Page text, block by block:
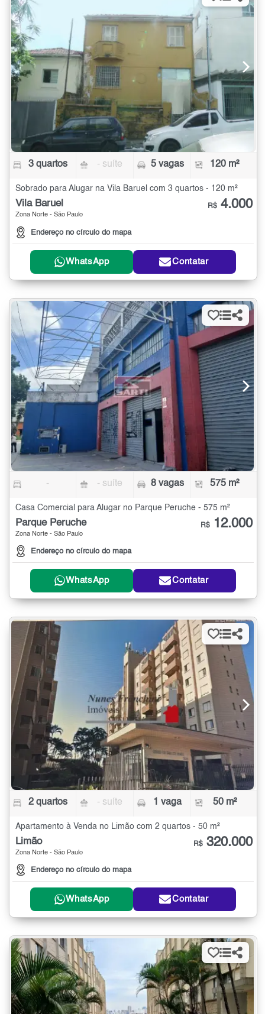
3 quartos - suíte 5 vagas 120 m²
Sobrado para Alugar na Vila Baruel com 3 quartos - 120 m²
Vila Baruel
Zona Norte - São Paulo
Endereço no círculo do mapa
R$ 4.000
WhatsApp Contatar
- - suíte 8 vagas 575 m²
Casa Comercial para Alugar no Parque Peruche - 575 m²
Parque Peruche
Zona Norte - São Paulo
Endereço no círculo do mapa
R$ 12.000
WhatsApp Contatar
2 quartos - suíte 1 vaga 50 m²
Apartamento à Venda no Limão com 2 quartos - 50 m²
Limão
Zona Norte - São Paulo
Endereço no círculo do mapa
R$ 320.000
WhatsApp Contatar